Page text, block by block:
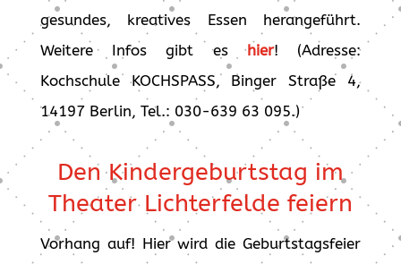
gesundes, kreatives Essen herangeführt.
Weitere Infos gibt eshier! (Adresse:
Kochschule KOCHSPASS, Binger Straße 4,
14197 Berlin, Tel.: 030-639 63 095.)
Den Kindergeburtstag im
Theater Lichterfelde feiern
Vorhang auf! Hier wird die Geburtstagsfeier